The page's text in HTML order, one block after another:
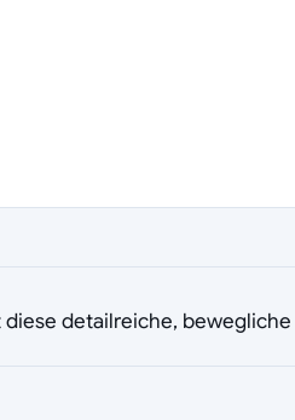
detailreiche, bewegliche